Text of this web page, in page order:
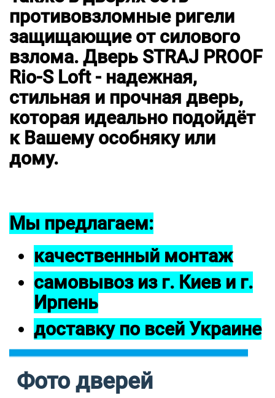
противовзломные ригели
защищающие от силового
взлома. Дверь STRAJ PROOF
Rio-S Loft - надежная,
стильная и прочная дверь,
которая идеально подойдёт
к Вашему особняку или
дому.
Мы предлагаем:
качественный монтаж
самовывоз из г. Киев и г.
Ирпень
доставку по всей Украине
Фото дверей